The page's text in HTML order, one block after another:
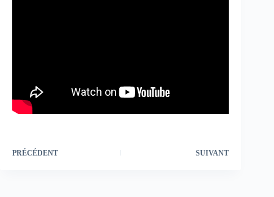
PRÉCÉDENT SUIVANT